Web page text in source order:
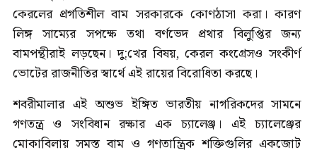
কেরলের প্রগতিশীল বাম সরকারকে কোণঠাসা করা। কারণ
লিঙ্গ সাম্যের সপক্ষে তথা বর্ণভেদ প্রথার বিলুপ্তির জন্য
বামপন্থীরাই লড়ছেন। দু:খের বিষয়, কেরল কংগ্রেসও সংকীর্ণ
ভোটের রাজনীতির স্বার্থে এই রায়ের বিরোধিতা করছে।
শবরীমালার এই অশুভ ইঙ্গিত ভারতীয় নাগরিকদের সামনে
গণতন্ত্র ও সংবিধান রক্ষার এক চ্যালেঞ্জ। এই চ্যালেঞ্জের
মোকাবিলায় সমস্ত বাম ও গণতান্ত্রিক শক্তিগুলির একজোট